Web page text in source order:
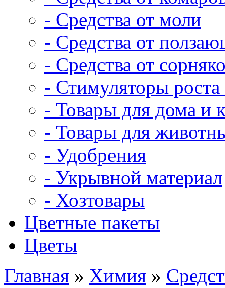
- Средства от моли
- Средства от
- Средства от
- Стимуляторы роста
- Товары для дома и
- Товары для
- Удобрения
- Укрывной материал
- Хозтовары
Цветные пакеты
Цветы
Главная » Химия »